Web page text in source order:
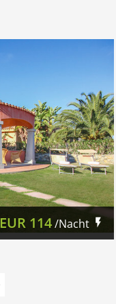
EUR 114/Nacht